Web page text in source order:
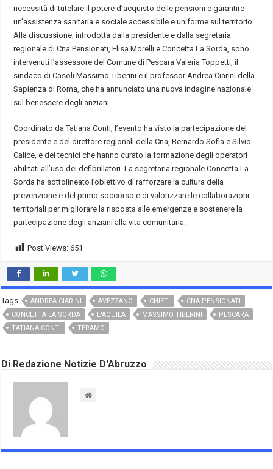
necessità di tutelare il potere d’acquisto delle pensioni e garantire
un’assistenza sanitaria e sociale accessibile e uniforme sul territorio.
Alla discussione, introdotta dalla presidente e dalla segretaria
regionale di Cna Pensionati, Elisa Morelli e Concetta La Sorda, sono
intervenuti l’assessore del Comune di Pescara Valeria Toppetti, il
sindaco di Casoli Massimo Tiberini e il professor Andrea Ciarini della
Sapienza di Roma, che ha annunciato una nuova indagine nazionale
sul benessere degli anziani.
Coordinato da Tatiana Conti, l’evento ha visto la partecipazione del
presidente e del direttore regionali della Cna, Bernardo Sofia e Silvio
Calice, e dei tecnici che hanno curato la formazione degli operatori
abilitati all’uso dei defibrillatori. La segretaria regionale Concetta La
Sorda ha sottolineato l’obiettivo di rafforzare la cultura della
prevenzione e del primo soccorso e di valorizzare le collaborazioni
territoriali per migliorare la risposta alle emergenze e sostenere la
partecipazione degli anziani alla vita comunitaria.
Post Views: 651
Tags ANDREA CIARINI AVEZZANO CHIETI
CNA PENSIONATI
CONCETTA LA SORDA
L'AQUILA MASSIMO TIBERINI
PESCARA
TATIANA CONTI
TERAMO
Di Redazione Notizie D'Abruzzo